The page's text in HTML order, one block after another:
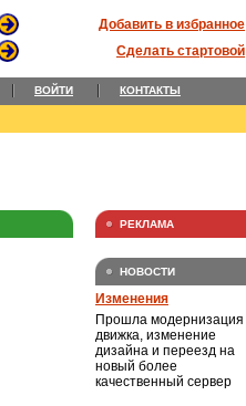
Добавить в избранное
Сделать стартовой
ВОЙТИ КОНТАКТЫ
РЕКЛАМА
НОВОСТИ
Изменения
Прошла модернизация
движка, изменение
дизайна и переезд на
новый более
качественный сервер